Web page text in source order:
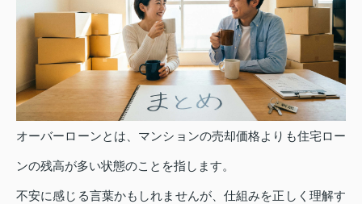
オーバーローンとは、マンションの売却価格よりも住宅ロー
ンの残高が多い状態のことを指します。
不安に感じる言葉かもしれませんが、仕組みを正しく理解す